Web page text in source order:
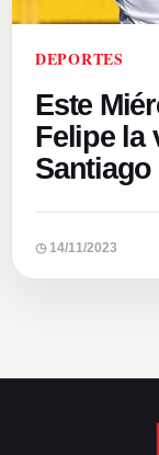
DEPORTES
Este
Felipe la
Santiago
◷ 14/11/2023